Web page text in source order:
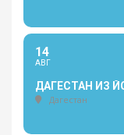
14
АВГ
ДАГЕСТАН ИЗ
Дагестан